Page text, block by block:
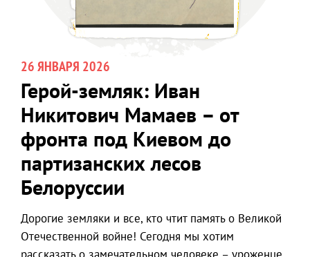
26 ЯНВАРЯ 2026
Герой-земляк: Иван
Никитович Мамаев – от
фронта под Киевом до
партизанских лесов
Белоруссии
Дорогие земляки и все, кто чтит память о Великой
Отечественной войне! Сегодня мы хотим